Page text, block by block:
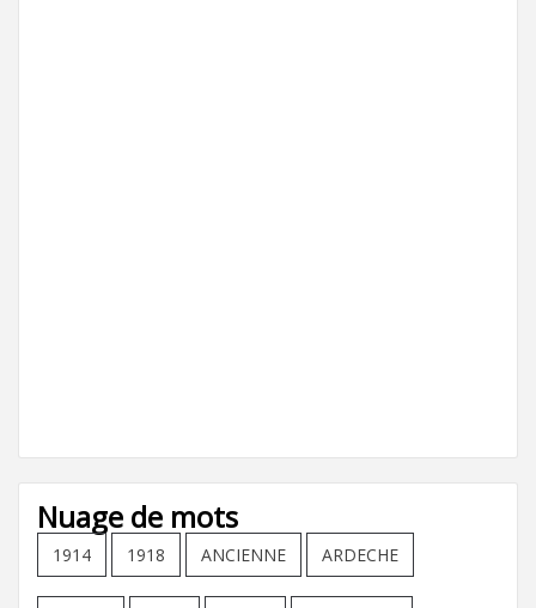
Nuage de mots
1914 1918 ANCIENNE ARDECHE